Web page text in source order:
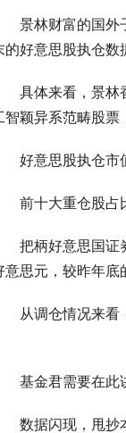
林财富的国外子
的好意思股执仓数
体来看，景林香
智颖异系范畴股票
意思股执仓市值
十大重仓股占
柄好意思国证券
意思元，较昨年底
调仓情况来看，
金君需要在此讲
据闪现，甩抄本